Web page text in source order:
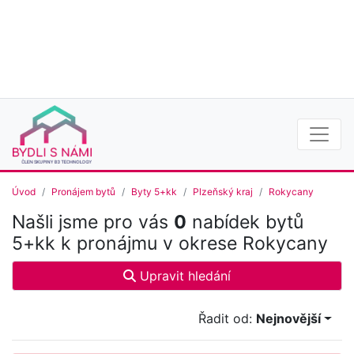
Úvod Pronájem bytů Byty 5+kk Plzeňský kraj Rokycany
Našli jsme pro vás 0 nabídek bytů
5+kk k pronájmu v okrese Rokycany
Upravit hledání
Řadit od: Nejnovější